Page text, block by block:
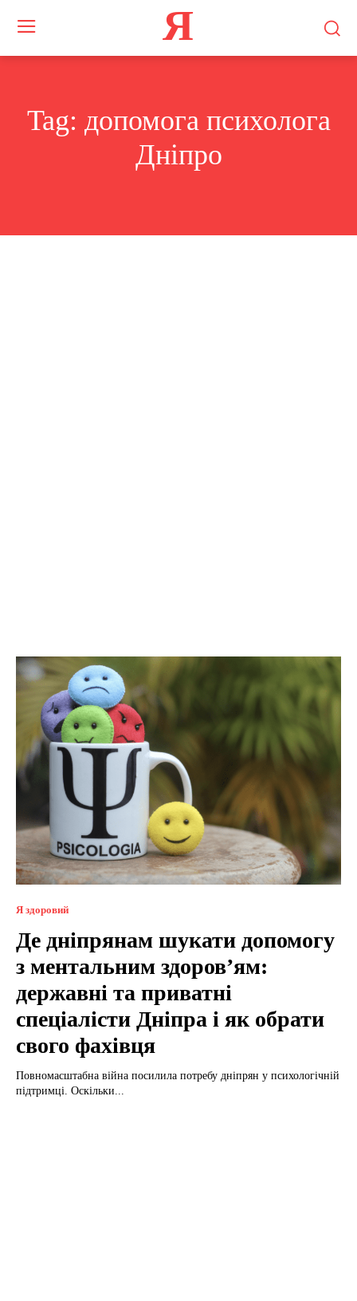
Я
Tag: допомога психолога
Дніпро
Я здоровий
Де дніпрянам шукати допомогу
з ментальним здоров’ям:
державні та приватні
спеціалісти Дніпра і як обрати
свого фахівця
Повномасштабна війна посилила потребу дніпрян у психологічній
підтримці. Оскільки...